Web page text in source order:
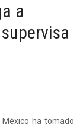
a
ha tomado